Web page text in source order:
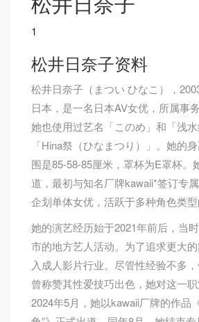
1
松井日奈子资料
松井日奈子（まつい ひなこ），
日本，是一名日本AV女优，所属事
她也使用过艺名「このめ」和「浅
「Hina祭（ひなまつり）」。她的
围是85-58-85厘米，罩杯为E罩杯。
道，最初与知名厂牌kawaii*签订专
企划单体女优，活跃于多种角色类型
她的演艺经历始于2021年前后，当
市的地方艺人活动。为了追求更大
入成人影片行业。尽管性经验不多
曾称赞其性爱技巧出色，她对这一职
2024年5月，她以kawaii厂牌的作品